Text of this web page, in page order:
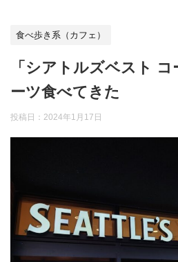
食べ歩き系（カフェ）
「シアトルズベスト
ーツ食べてきた
投稿日： 2024年1月17日